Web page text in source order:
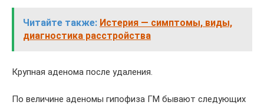
Читайте также: Истерия — симптомы, виды,
диагностика расстройства
Крупная аденома после удаления.
По величине аденомы гипофиза ГМ бывают следующих